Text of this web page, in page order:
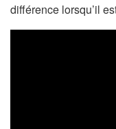
différence lorsqu’il